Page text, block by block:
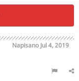
Napisano Jul 4, 2019